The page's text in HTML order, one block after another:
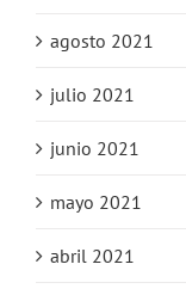
agosto 2021
julio 2021
junio 2021
mayo 2021
abril 2021